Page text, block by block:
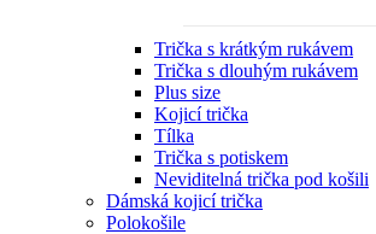
Trička s krátkým rukávem
Trička s dlouhým rukávem
Plus size
Kojicí trička
Tílka
Trička s potiskem
Neviditelná trička pod košili
Dámská kojicí trička
Polokošile